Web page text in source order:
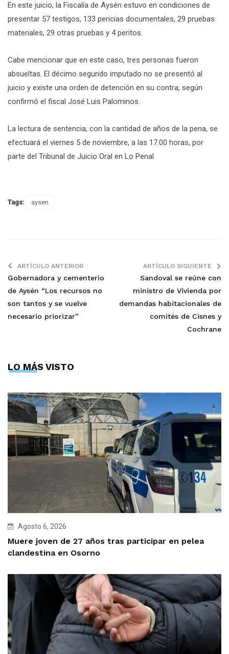
En este juicio, la Fiscalía de Aysén estuvo en condiciones de
presentar 57 testigos, 133 pericias documentales, 29 pruebas
materiales, 29 otras pruebas y 4 peritos.
Cabe mencionar que en este caso, tres personas fueron
absueltas. El décimo segundo imputado no se presentó al
juicio y existe una orden de detención en su contra, según
confirmó el fiscal José Luis Palominos.
La lectura de sentencia, con la cantidad de años de la pena, se
efectuará el viernes 5 de noviembre, a las 17.00 horas, por
parte del Tribunal de Juicio Oral en Lo Penal.
Tags: aysen
ARTÍCULO ANTERIOR
Gobernadora y cementerio
de Aysén “Los recursos no
son tantos y se vuelve
necesario priorizar”
ARTÍCULO SIGUIENTE
Sandoval se reúne con
ministro de Vivienda por
demandas habitacionales de
comités de Cisnes y
Cochrane
LO MÁS VISTO
Agosto 6, 2026
Muere joven de 27 años tras participar en pelea
clandestina en Osorno